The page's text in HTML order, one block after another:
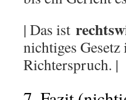
| Das ist
nichtiges Gesetz
Richterspruch. |